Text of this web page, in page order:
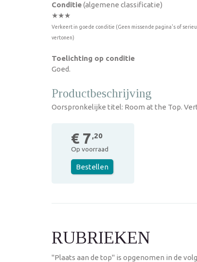
Conditie(algemene classificatie)
★★★
Verkeert in goede conditie (Geen missende pagina's of
vertonen)
Toelichting op conditie
Goed.
Productbeschrijving
Oorspronkelijke titel: Room at the Top.
€ 7 ,20
Op voorraad
Bestellen
RUBRIEKEN
"Plaats aan de top" is opgenomen in de